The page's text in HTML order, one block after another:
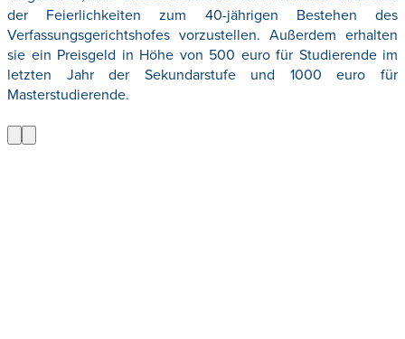
der Feierlichkeiten zum 40-jährigen Bestehen des
Verfassungsgerichtshofes vorzustellen. Außerdem erhalten
sie ein Preisgeld in Höhe von 500 euro für Studierende im
letzten Jahr der Sekundarstufe und 1000 euro für
Masterstudierende.